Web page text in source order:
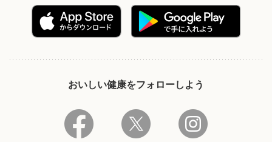
おいしい健康をフォローしよう